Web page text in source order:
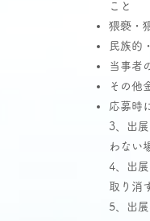
こと
猥褻・
民族的
当事者
その他
応募時
3、出
わない
4、出
取り消
5、出